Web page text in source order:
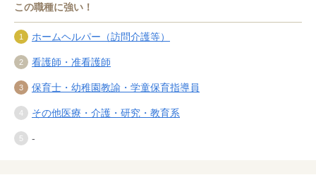
この職種に強い！
ホームヘルパー（訪問介護等）
看護師・准看護師
保育士・幼稚園教諭・学童保育指導員
その他医療・介護・研究・教育系
-